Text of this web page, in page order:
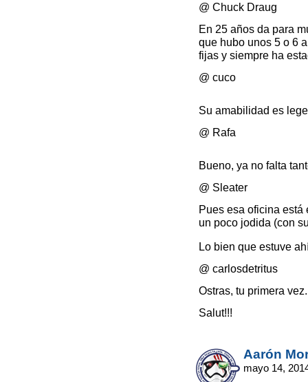
@ Chuck Draug
En 25 años da para
que hubo unos 5 o 6
fijas y siempre ha
@ cuco
Su amabilidad es
@ Rafa
Bueno, ya no falta
@ Sleater
Pues esa oficina está
un poco jodida (con
Lo bien que estuve
@ carlosdetritus
Ostras, tu primera
Salut!!!
Aarón
mayo 14,